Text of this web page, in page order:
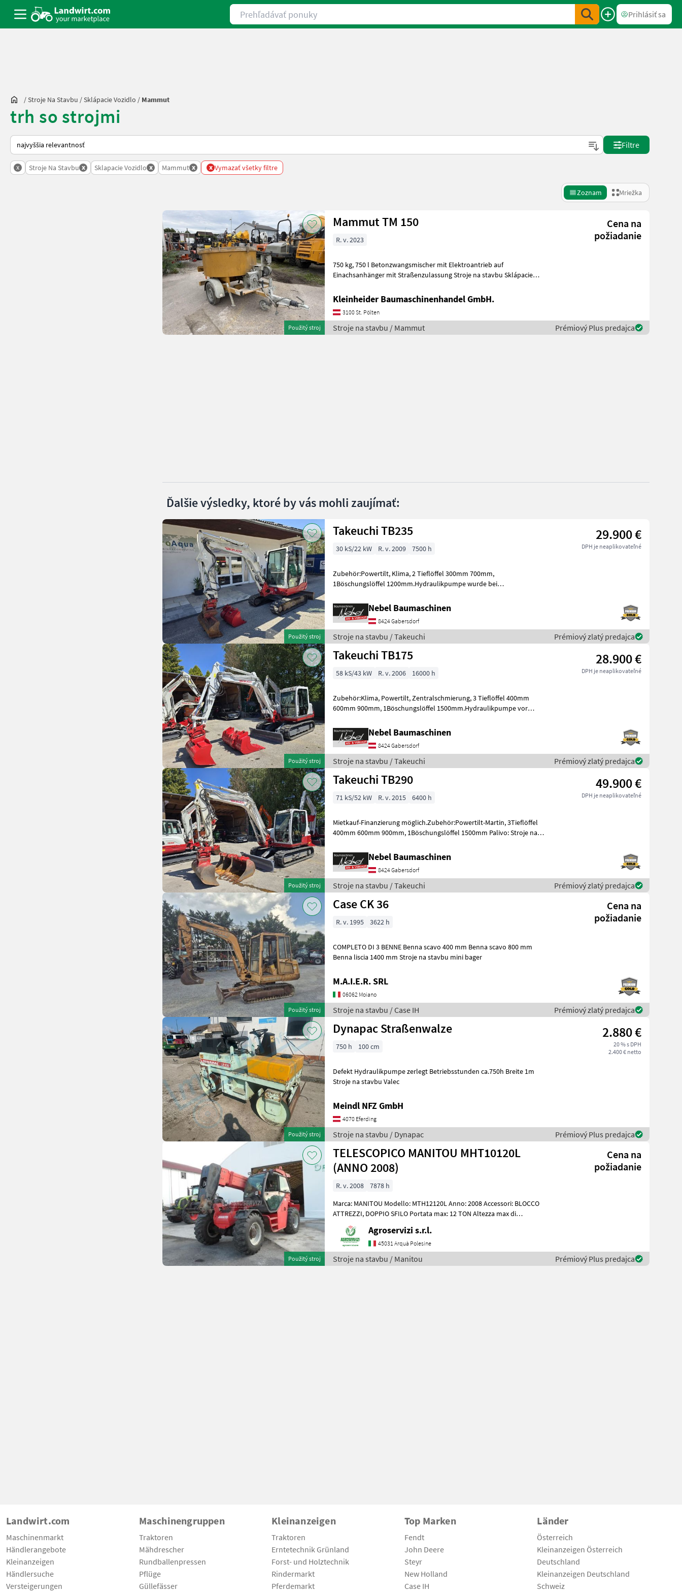
Prehľadávať ponuky
Prihlásiť sa
/Stroje Na Stavbu /Sklápacie Vozidlo / Mammut
trh so strojmi
Takto sa vykonáva triedenie na Landwirt.com
Filtre
x Stroje Na Stavbu x Sklapacie Vozidlo x Mammut x x Vymazať všetky filtre
Zoznam Mriežka
Použitý stroj
Mammut TM 150
Cena na
požiadanie
R. v. 2023
750 kg, 750 l Betonzwangsmischer mit Elektroantrieb auf
Einachsanhänger mit Straßenzulassung Stroje na stavbu Sklápacie
Kleinheider Baumaschinenhandel GmbH.
3100 St. Pölten
Stroje na stavbu / Mammut Prémiový Plus predajca
Ďalšie výsledky, ktoré by vás mohli zaujímať:
Použitý stroj
Takeuchi TB235 29.900 €
DPH je neaplikovateľné
30 kS/22 kW R. v. 2009 7500 h
Zubehör:Powertilt, Klima, 2 Tieflöffel 300mm 700mm,
1Böschungslöffel 1200mm.Hydraulikpumpe wurde bei
Nebel Baumaschinen
8424 Gabersdorf
Stroje na stavbu / Takeuchi Prémiový zlatý predajca
Použitý stroj
Takeuchi TB175 28.900 €
DPH je neaplikovateľné
58 kS/43 kW R. v. 2006 16000 h
Zubehör:Klima, Powertilt, Zentralschmierung, 3 Tieflöffel 400mm
600mm 900mm, 1Böschungslöffel 1500mm.Hydraulikpumpe vor
Nebel Baumaschinen
8424 Gabersdorf
Stroje na stavbu / Takeuchi Prémiový zlatý predajca
Použitý stroj
Takeuchi TB290 49.900 €
DPH je neaplikovateľné
71 kS/52 kW R. v. 2015 6400 h
Mietkauf-Finanzierung möglich.Zubehör:Powertilt-Martin, 3Tieflöffel
400mm 600mm 900mm, 1Böschungslöffel 1500mm Palivo: Stroje na
Nebel Baumaschinen
8424 Gabersdorf
Stroje na stavbu / Takeuchi Prémiový zlatý predajca
Použitý stroj
Case CK 36
Cena na
požiadanie
R. v. 1995 3622 h
COMPLETO DI 3 BENNE Benna scavo 400 mm Benna scavo 800 mm
Benna liscia 1400 mm Stroje na stavbu mini bager
M.A.I.E.R. SRL
06062 Moiano
Stroje na stavbu / Case IH Prémiový zlatý predajca
Použitý stroj
Dynapac Straßenwalze 2.880 €
20 % s DPH
2.400 € netto
750 h 100 cm
Defekt Hydraulikpumpe zerlegt Betriebsstunden ca.750h Breite 1m
Stroje na stavbu Valec
Meindl NFZ GmbH
4070 Eferding
Stroje na stavbu / Dynapac Prémiový Plus predajca
Použitý stroj
TELESCOPICO MANITOU MHT10120L
(ANNO 2008)
Cena na
požiadanie
R. v. 2008
7878 h
Marca: MANITOU Modello: MTH12120L Anno: 2008 Accessori: BLOCCO
ATTREZZI, DOPPIO SFILO Portata max: 12 TON Altezza max di
Agroservizi s.r.l.
45031 Arquà Polesine
Stroje na stavbu / Manitou Prémiový Plus predajca
Landwirt.com
Maschinenmarkt
Händlerangebote
Kleinanzeigen
Händlersuche
Versteigerungen
Maschinengruppen
Traktoren
Mähdrescher
Rundballenpressen
Pflüge
Güllefässer
Kleinanzeigen
Traktoren
Erntetechnik Grünland
Forst- und Holztechnik
Rindermarkt
Pferdemarkt
Top Marken
Fendt
John Deere
Steyr
New Holland
Case IH
Länder
Österreich
Kleinanzeigen Österreich
Deutschland
Kleinanzeigen Deutschland
Schweiz